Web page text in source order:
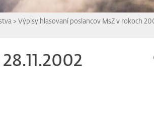
> Výpisy hlasovaní poslancov MsZ v rokoch